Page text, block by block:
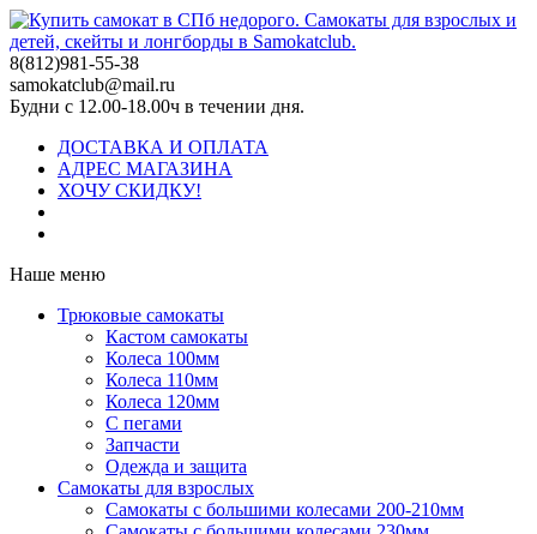
8(812)981-55-38
samokatclub@mail.ru
Будни с 12.00-18.00ч в течении дня.
ДОСТАВКА И ОПЛАТА
АДРЕС МАГАЗИНА
ХОЧУ СКИДКУ!
Наше меню
Трюковые самокаты
Кастом самокаты
Колеса 100мм
Колеса 110мм
Колеса 120мм
С пегами
Запчасти
Одежда и защита
Самокаты для взрослых
Самокаты с большими колесами 200-210мм